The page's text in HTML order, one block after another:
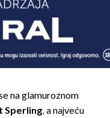
na glamuroznom
Sperling, a najveću